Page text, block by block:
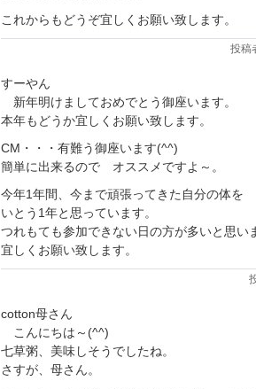
これからもどうぞ宜しくお願い致します。
投稿
すーやん
新年明けましておめでとう御座います。
本年もどうか宜しくお願い致します。
CM・・・有難う御座います(^^)
簡単に出来るので オススメですよ～。
今年1年間、今まで頑張ってきた自分の体を
いとう1年と思っています。
つれもても参加できない日の方が多いと思い
宜しくお願い致します。
cotton母さん
こんにちは～(^^)
七草粥、美味しそうでしたね。
さすが、母さん。